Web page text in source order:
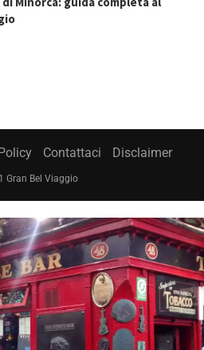
Contattaci Disclaimer
Gran Bel Viaggio